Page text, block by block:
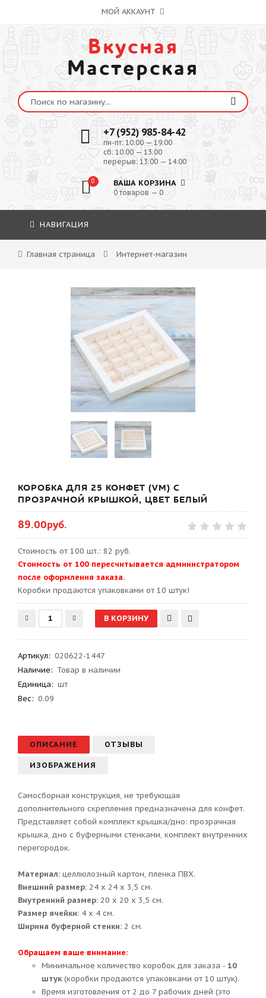
МОЙ АККАУНТ
Вкусная
Мастерская
+7 (952) 985-84-42
пн-пт: 10:00 — 19:00
сб: 10:00 — 13:00
перерыв: 13:00 — 14:00
0 ВАША КОРЗИНА
0 товаров — 0
НАВИГАЦИЯ
Главная страница Интернет-магазин
КОРОБКА ДЛЯ 25 КОНФЕТ (VM) С
ПРОЗРАЧНОЙ КРЫШКОЙ, ЦВЕТ БЕЛЫЙ
89.00руб.
Стоимость от 100 шт.: 82 руб.
Стоимость от 100 пересчитывается администратором
после оформления заказа.
Kоробки продаются упаковками от 10 штук!
Артикул: 020622-1447
Наличие: Товар в наличии
Единица: шт
Вес: 0.09
ОПИСАНИЕ ОТЗЫВЫ
ИЗОБРАЖЕНИЯ
Самосборная конструкция, не требующая
дополнительного скрепления предназначена для конфет.
Представляет собой комплект крышка/дно: прозрачная
крышка, дно с буферными стенками, комплект внутренних
перегородок.
Материал: целлюлозный картон, пленка ПВХ.
Внешний размер: 24 х 24 х 3,5 см.
Внутренний размер: 20 х 20 х 3,5 см.
Размер ячейки: 4 х 4 см.
Ширина буферной стенки: 2 см.
Обращаем ваше внимание:
Минимальное количество коробок для заказа - 10
штук(коробки продаются упаковками от 10 штук).
Время изготовления от 2 до 7 рабочих дней (это